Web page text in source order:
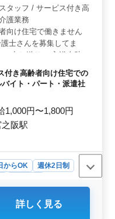
3日からの勤務も可能
や50代・60代の方も
層の方が活躍してい
介助業務やレクリ
サポートです。利用
まで様々な活動に参
資格をお持ちの方は
味がある方も歓迎し
ビス付き高
護業務
向け住宅で働きません
士さんを募集してま
・申し送り ・入浴介助
入 など ＊備考＊ ・社
支給 50代以上積極採用
付き高齢者向け住宅での
イト・パート・派遣社
1,000円〜1,800円
阪駅
からOK
週休2日制
護スタッフ
詳しく見る